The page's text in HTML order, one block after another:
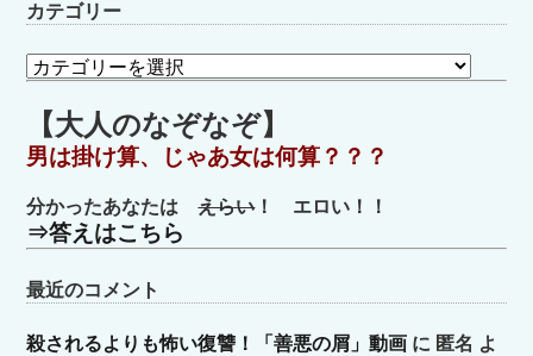
カテゴリー
カ
テ
ゴ
リ
ー
【大人のなぞなぞ】
男は掛け算、じゃあ女は何算？？？
分かったあなたはえらい！ エロい！！
⇒答えはこちら
最近のコメント
殺されるよりも怖い復讐！「善悪の屑」動画 に 匿名 よ